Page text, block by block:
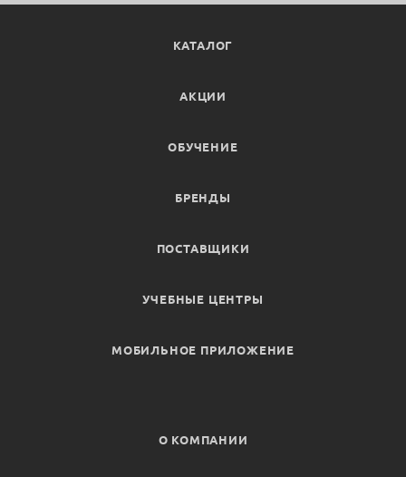
КАТАЛОГ
АКЦИИ
ОБУЧЕНИЕ
БРЕНДЫ
ПОСТАВЩИКИ
УЧЕБНЫЕ ЦЕНТРЫ
МОБИЛЬНОЕ ПРИЛОЖЕНИЕ
О КОМПАНИИ